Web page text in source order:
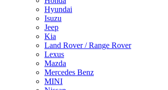
Hyundai
Isuzu
Jeep
Kia
Land Rover / Range Rover
Lexus
Mazda
Mercedes Benz
MINI